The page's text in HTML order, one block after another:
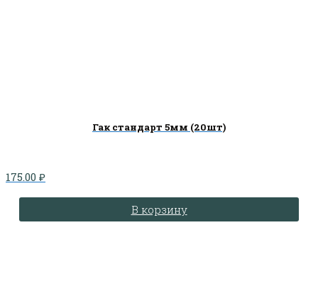
Гак стандарт 5мм (20шт)
175.00 ₽
В корзину